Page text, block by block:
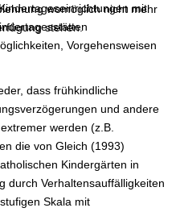
mit
Vorgehensweisen
dass frühkindliche
und andere
werden (z.B.
die von Gleich (1993)
Kindergärten in
durch Verhaltensauffälligkeiten
Skala mit
womöglich nicht mehr
stehen.